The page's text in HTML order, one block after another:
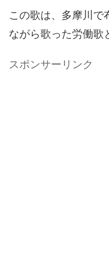
この歌は、多摩川で
ながら歌った労働歌
スポンサーリンク